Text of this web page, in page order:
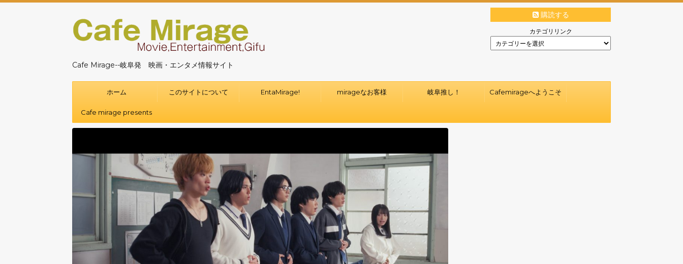
Cafe Mirage--岐阜発 映画・エンタメ情報サイト
購読する
カテゴリリンク
ホーム このサイトについて EntaMirage! mirageなお客様 岐阜推し！ Cafemirageへようこそ
Cafe mirage presents